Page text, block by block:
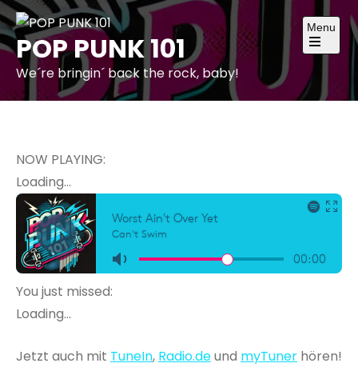
Skip
to
content
POP PUNK 101
We´re bringin´ back the rock, baby!
Menu
Open
the
main
menu
NOW PLAYING:
Loading...
You just missed:
Loading...
Jetzt auch mit TuneIn, Radio.deund myTuner hören!